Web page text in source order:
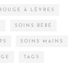
ROUGE À LÈVRES
SOINS BÉBÉ
SOINS MAINS
TAGS